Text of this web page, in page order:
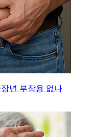
년 부작용 없나